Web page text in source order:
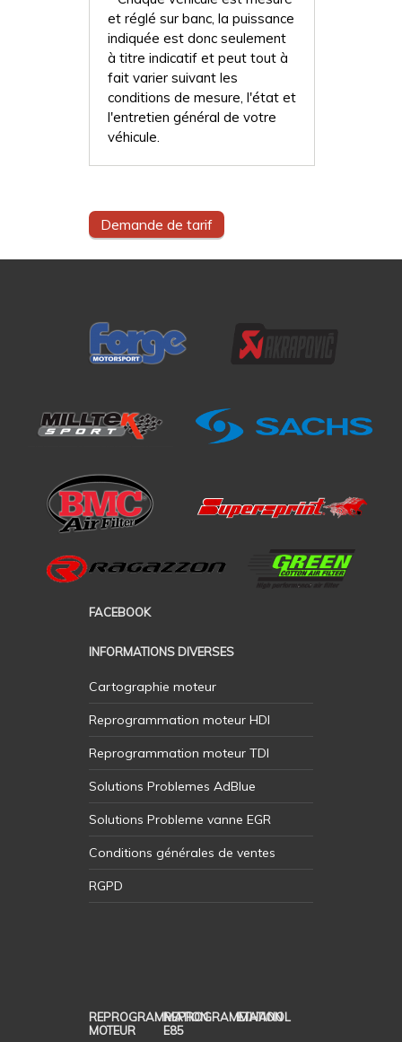
et réglé sur banc, la puissance
indiquée est donc seulement
à titre indicatif et peut tout à
fait varier suivant les
conditions de mesure, l'état et
l'entretien général de votre
véhicule.
Demande de tarif
FACEBOOK
INFORMATIONS DIVERSES
Cartographie moteur
Reprogrammation moteur HDI
Reprogrammation moteur TDI
Solutions Problemes AdBlue
Solutions Probleme vanne EGR
Conditions générales de ventes
RGPD
REPROGRAMMATION
MOTEUR
REPROGRAMMATION
E85
ETHANOL